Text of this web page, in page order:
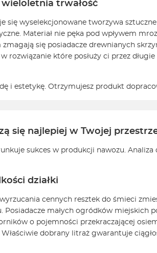
trwałość
wyselekcjonowane tworzywa
Materiał nie pęka pod wpływem
się posiadacze drewnianych
które posłuży ci przez
i estetykę. Otrzymujesz produkt
się najlepiej w Twojej
sukces w produkcji nawozu.
działki
cennych resztek do śmieci
małych ogródków miejskich
o pojemności przekraczającej
dobrany litraż gwarantuje